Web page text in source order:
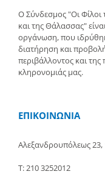
Ο Σύνδεσμος "Οι
και της Θάλασσας"
οργάνωση, που
διατήρηση και
περιβάλλοντος και της
κληρονομιάς μας.
ΕΠΙΚΟΙΝΩΝΙΑ
Αλεξανδρουπόλεως 23,
Τ: 210 3252012